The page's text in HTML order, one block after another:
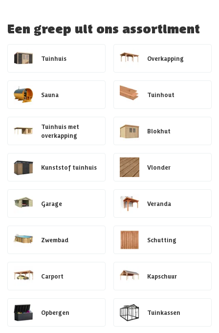
Een greep uit ons assortiment
Tuinhuis Overkapping
Sauna Tuinhout
Tuinhuis met
overkapping
Blokhut
Kunststof tuinhuis Vlonder
Garage Veranda
Zwembad Schutting
Carport Kapschuur
Opbergen Tuinkassen